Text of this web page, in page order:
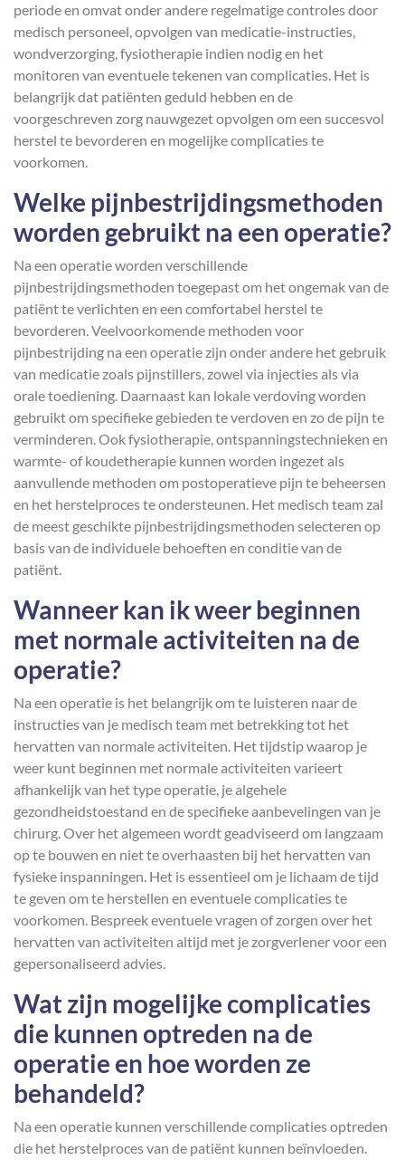
periode en omvat onder andere regelmatige controles door
medisch personeel, opvolgen van medicatie-instructies,
wondverzorging, fysiotherapie indien nodig en het
monitoren van eventuele tekenen van complicaties. Het is
belangrijk dat patiënten geduld hebben en de
voorgeschreven zorg nauwgezet opvolgen om een succesvol
herstel te bevorderen en mogelijke complicaties te
voorkomen.
Welke pijnbestrijdingsmethoden
worden gebruikt na een operatie?
Na een operatie worden verschillende
pijnbestrijdingsmethoden toegepast om het ongemak van de
patiënt te verlichten en een comfortabel herstel te
bevorderen. Veelvoorkomende methoden voor
pijnbestrijding na een operatie zijn onder andere het gebruik
van medicatie zoals pijnstillers, zowel via injecties als via
orale toediening. Daarnaast kan lokale verdoving worden
gebruikt om specifieke gebieden te verdoven en zo de pijn te
verminderen. Ook fysiotherapie, ontspanningstechnieken en
warmte- of koudetherapie kunnen worden ingezet als
aanvullende methoden om postoperatieve pijn te beheersen
en het herstelproces te ondersteunen. Het medisch team zal
de meest geschikte pijnbestrijdingsmethoden selecteren op
basis van de individuele behoeften en conditie van de
patiënt.
Wanneer kan ik weer beginnen
met normale activiteiten na de
operatie?
Na een operatie is het belangrijk om te luisteren naar de
instructies van je medisch team met betrekking tot het
hervatten van normale activiteiten. Het tijdstip waarop je
weer kunt beginnen met normale activiteiten varieert
afhankelijk van het type operatie, je algehele
gezondheidstoestand en de specifieke aanbevelingen van je
chirurg. Over het algemeen wordt geadviseerd om langzaam
op te bouwen en niet te overhaasten bij het hervatten van
fysieke inspanningen. Het is essentieel om je lichaam de tijd
te geven om te herstellen en eventuele complicaties te
voorkomen. Bespreek eventuele vragen of zorgen over het
hervatten van activiteiten altijd met je zorgverlener voor een
gepersonaliseerd advies.
Wat zijn mogelijke complicaties
die kunnen optreden na de
operatie en hoe worden ze
behandeld?
Na een operatie kunnen verschillende complicaties optreden
die het herstelproces van de patiënt kunnen beïnvloeden.